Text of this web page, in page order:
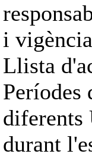
i
Llista
Períodes
diferents
durant